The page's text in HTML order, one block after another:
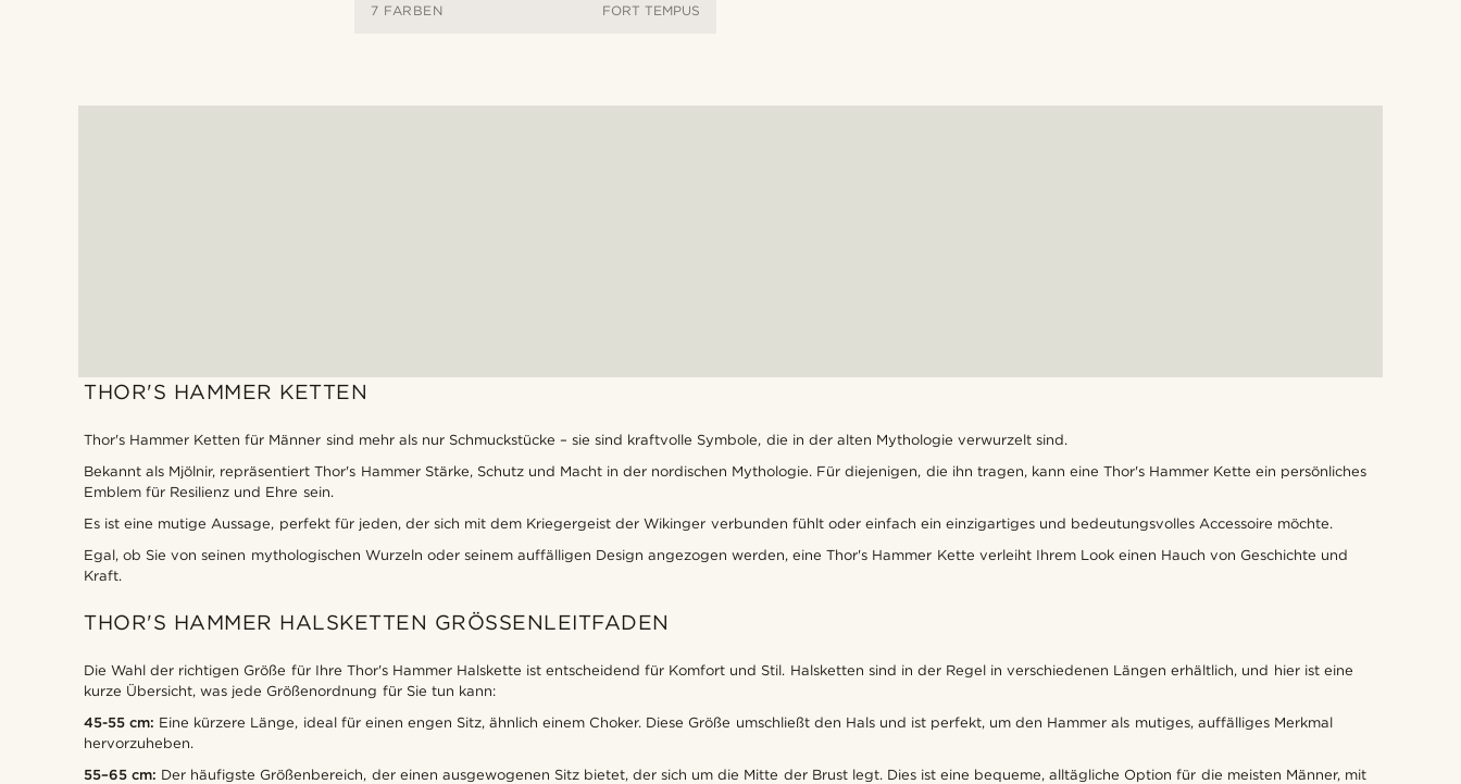
7 FARBEN
FORT TEMPUS
THOR'S HAMMER KETTEN
Thor's Hammer Ketten für Männer sind mehr als nur Schmuckstücke – sie sind kraftvolle Symbole, die in der alten Mythologie verwurzelt sind.
Bekannt als Mjölnir, repräsentiert Thor's Hammer Stärke, Schutz und Macht in der nordischen Mythologie. Für diejenigen, die ihn tragen, kann eine Thor's Hammer Kette ein persönliches
Emblem für Resilienz und Ehre sein.
Es ist eine mutige Aussage, perfekt für jeden, der sich mit dem Kriegergeist der Wikinger verbunden fühlt oder einfach ein einzigartiges und bedeutungsvolles Accessoire möchte.
Egal, ob Sie von seinen mythologischen Wurzeln oder seinem auffälligen Design angezogen werden, eine Thor's Hammer Kette verleiht Ihrem Look einen Hauch von Geschichte und
Kraft.
THOR'S HAMMER HALSKETTEN GRÖSSENLEITFADEN
Die Wahl der richtigen Größe für Ihre Thor's Hammer Halskette ist entscheidend für Komfort und Stil. Halsketten sind in der Regel in verschiedenen Längen erhältlich, und hier ist eine
kurze Übersicht, was jede Größenordnung für Sie tun kann:
45-55 cm: Eine kürzere Länge, ideal für einen engen Sitz, ähnlich einem Choker. Diese Größe umschließt den Hals und ist perfekt, um den Hammer als mutiges, auffälliges Merkmal
hervorzuheben.
55–65 cm: Der häufigste Größenbereich, der einen ausgewogenen Sitz bietet, der sich um die Mitte der Brust legt. Dies ist eine bequeme, alltägliche Option für die meisten Männer, mit